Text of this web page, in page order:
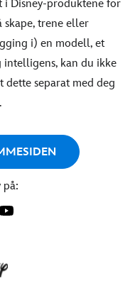
Disney-produktene for
trene eller
i) en modell, et
intelligens, kan du ikke
separat med deg
på: